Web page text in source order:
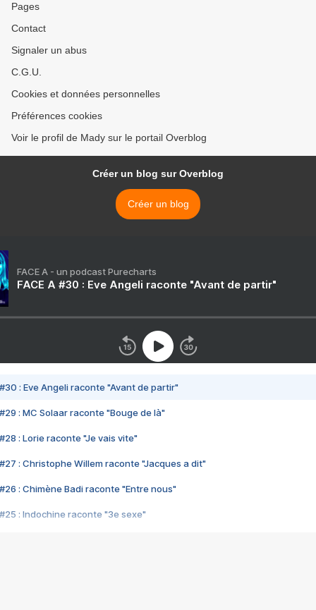
Pages
Contact
Signaler un abus
C.G.U.
Cookies et données personnelles
Préférences cookies
Voir le profil de Mady sur le portail Overblog
Créer un blog sur Overblog
Créer un blog
FACE A - un podcast Purecharts
FACE A #30 : Eve Angeli raconte "Avant de partir"
#30 : Eve Angeli raconte "Avant de partir"
#29 : MC Solaar raconte "Bouge de là"
#28 : Lorie raconte "Je vais vite"
#27 : Christophe Willem raconte "Jacques a dit"
#26 : Chimène Badi raconte "Entre nous"
#25 : Indochine raconte "3e sexe"